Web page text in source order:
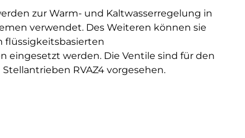
zur Warm- und Kaltwasserregelung in
verwendet. Des Weiteren können sie
flüssigkeitsbasierten
eingesetzt werden. Die Ventile sind für den
RVAZ4 vorgesehen.